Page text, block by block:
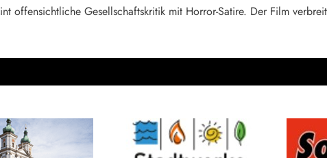
offensichtliche Gesellschaftskritik mit Horror-Satire. Der Film